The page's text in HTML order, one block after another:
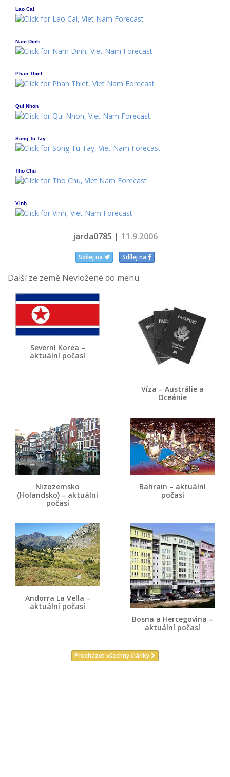
Lao Cai
Nam Dinh
Phan Thiet
Qui Nhon
Song Tu Tay
Tho Chu
Vinh
jarda0785 | 11.9.2006
Sdílej na Sdílej na
Další ze země Nevložené do menu
Severní Korea –
aktuální počasí
Víza – Austrálie a
Oceánie
Nizozemsko
(Holandsko) – aktuální
počasí
Bahrain – aktuální
počasí
Andorra La Vella –
aktuální počasí
Bosna a Hercegovina –
aktuální počasí
Procházet všechny články